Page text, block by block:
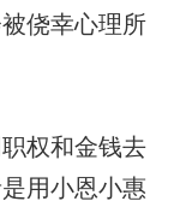
侥幸心理所
权和金钱去
用小恩小惠